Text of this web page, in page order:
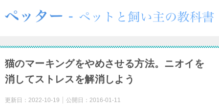
猫のマーキングをやめさせる方法。ニオイを
消してストレスを解消しよう
更新日： 2022-10-19 公開日： 2016-01-11